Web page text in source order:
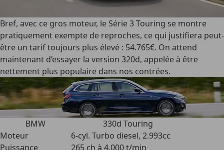
Bref, avec ce gros moteur, le Série 3 Touring se montre
pratiquement exempte de reproches, ce qui justifiera peut-
être un tarif toujours plus élevé : 54.765€. On attend
maintenant d’essayer la version 320d, appelée à être
nettement plus populaire dans nos contrées.
BMW
330d Touring
Moteur
6-cyl. Turbo diesel, 2.993cc
Puissance
265 ch à 4.000 t/min